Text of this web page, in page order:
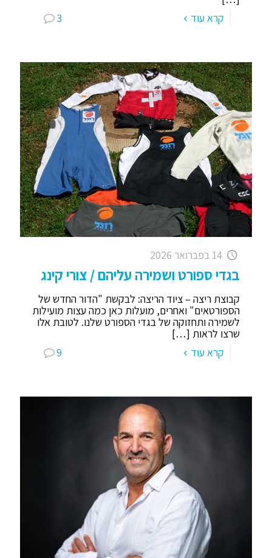
3
קרא עוד
14 בפברואר 2026
בגדי ספורט ושמירה עליהם / צורי קינג
קבוצת ריצה – ציוד הריצה: לבקשת "הדור החדש של
הספורטאים" ואחרים, מועלות כאן כמה עצות מועילות
לשמירה ותחזוקה של בגדי הספורט שלנו. לטובת אלו
שרצו לראות […]
9
קרא עוד